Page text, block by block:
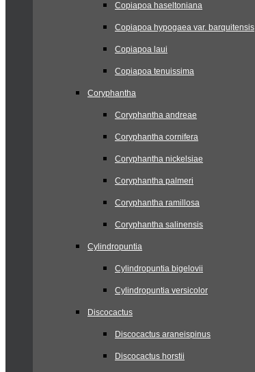
Copiapoa haseltoniana
Copiapoa hypogaea var. barquitensis
Copiapoa laui
Copiapoa tenuissima
Coryphantha
Coryphantha andreae
Coryphantha cornifera
Coryphantha nickelsiae
Coryphantha palmeri
Coryphantha ramillosa
Coryphantha salinensis
Cylindropuntia
Cylindropuntia bigelovii
Cylindropuntia versicolor
Discocactus
Discocactus araneispinus
Discocactus horstii